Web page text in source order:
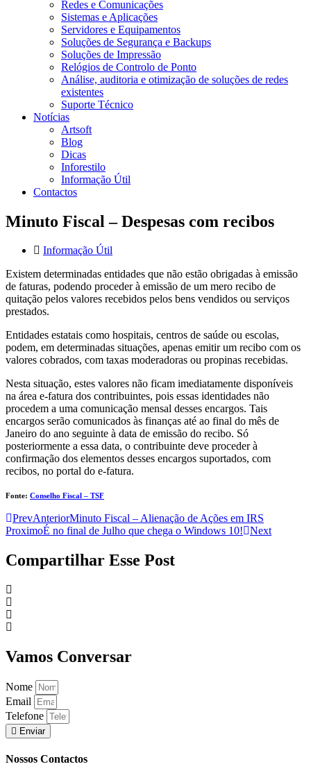
Redes e Comunicações
Sistemas e Aplicações
Servidores e Equipamentos
Soluções de Segurança e Backups
Soluções de Impressão
Relógios de Controlo de Ponto
Análise, auditoria e otimização de soluções de redes
existentes
Suporte Técnico
Notícias
Artsoft
Blog
Dicas
Inforestilo
Informação Útil
Contactos
Minuto Fiscal – Despesas com recibos
Informação Útil
Existem determinadas entidades que não estão obrigadas à emissão
de faturas, podendo proceder à emissão de um mero recibo de
quitação pelos valores recebidos pelos bens vendidos ou serviços
prestados.
Entidades estatais como hospitais, centros de saúde ou escolas,
podem, em determinadas situações, apenas emitir um recibo com os
valores cobrados, com taxas moderadoras ou propinas recebidas.
Nesta situação, estes valores não ficam imediatamente disponíveis
na área e-fatura dos contribuintes, pois essas identidades não
procedem a uma comunicação mensal desses encargos. Tais
encargos serão comunicados às finanças até ao final do mês de
Janeiro do ano seguinte à data de emissão do recibo. Só
posteriormente a essa data, o contribuinte deve proceder à
confirmação dos elementos desses encargos suportados, com
recibos, no portal do e-fatura.
Fonte: Conselho Fiscal – TSF
PrevAnteriorMinuto Fiscal – Alienação de Ações em IRS
ProximoÉ no final de Julho que chega o Windows 10! Next
Compartilhar Esse Post
Vamos Conversar
Nome
Email
Telefone
Enviar
Nossos Contactos